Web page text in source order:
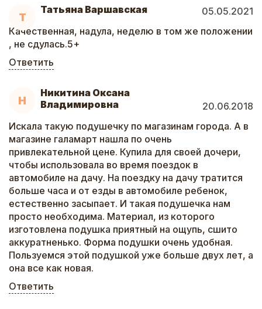
Т
Татьяна Варшавская
05.05.2021
Качественная, надула, неделю в том же положении
, не сдулась.5+
Ответить
Н
Никитина Оксана
Владимировна
20.06.2018
Искала такую подушечку по магазинам города. А в
магазине галамарт нашла по очень
привлекательной цене. Купила для своей дочери,
чтобы использовала во время поездок в
автомобиле на дачу. На поездку на дачу тратится
больше часа и от езды в автомобиле ребенок,
естественно засыпает. И такая подушечка нам
просто необходима. Материал, из которого
изготовлена подушка приятный на ощупь, сшито
аккуратненько. Форма подушки очень удобная.
Пользуемся этой подушкой уже больше двух лет, а
она все как новая.
Ответить